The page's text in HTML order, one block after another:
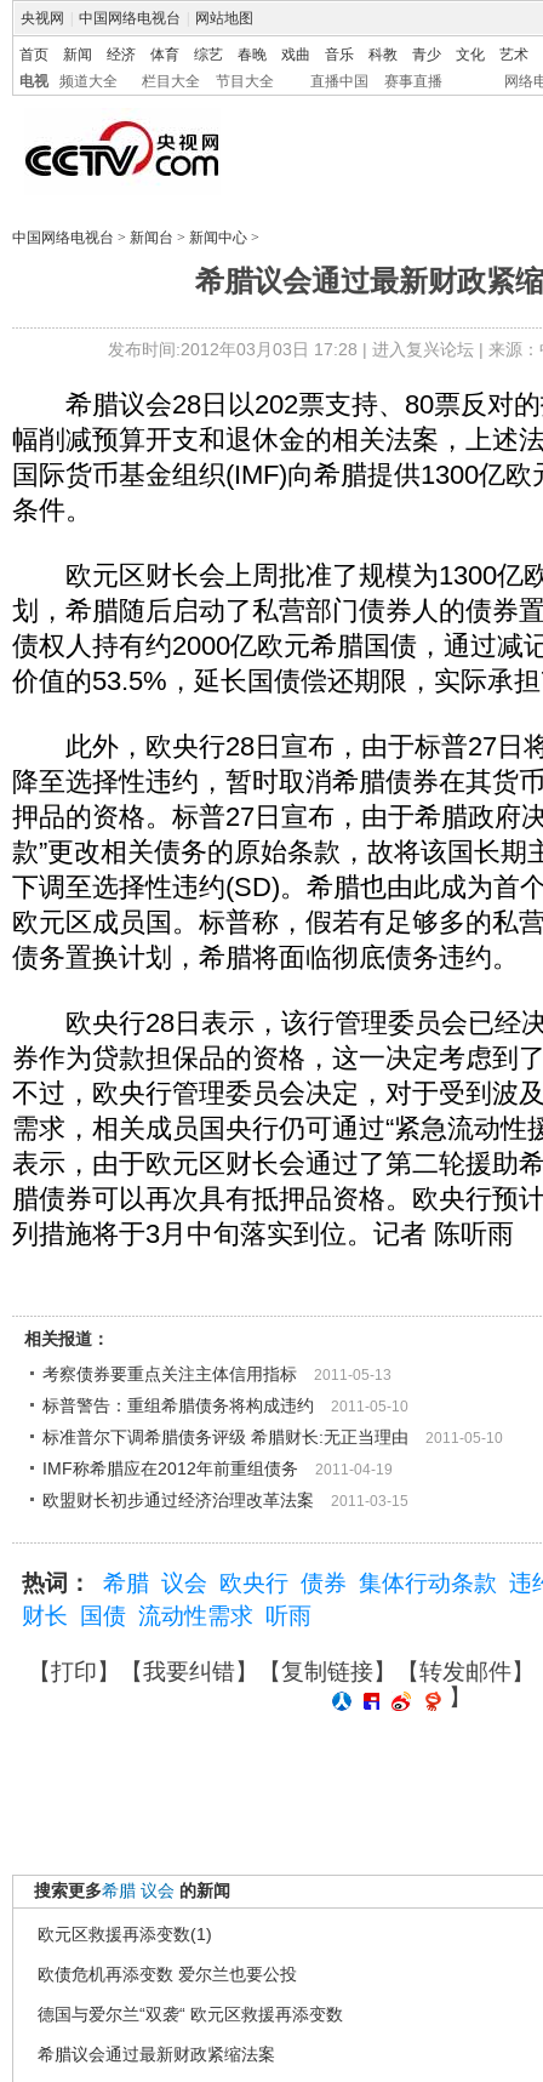
央视网 中国网络电视台 网站地图
首页 新闻 经济 体育 综艺 春晚 戏曲 音乐 科教 青少 文化
艺术
电视
频道大全 栏目大全 节目大全 直播中国 赛事直播 网络
中国网络电视台 > 新闻台 > 新闻中心 >
希腊议会通过最新财政紧
发布时间:2012年03月03日 17:28 | 进入复兴论坛| 来源
希腊议会28日以202票支持、80票反对的
幅削减预算开支和退休金的相关法案，上述
国际货币基金组织(IMF)向希腊提供1300亿
条件。
欧元区财长会上周批准了规模为1300亿
划，希腊随后启动了私营部门债券人的债券
债权人持有约2000亿欧元希腊国债，通过减
价值的53.5%，延长国债偿还期限，实际承
此外，欧央行28日宣布，由于标普27日
降至选择性违约，暂时取消希腊债券在其货
押品的资格。标普27日宣布，由于希腊政府
款”更改相关债务的原始条款，故将该国长期
下调至选择性违约(SD)。希腊也由此成为首
欧元区成员国。标普称，假若有足够多的私
债务置换计划，希腊将面临彻底债务违约。
欧央行28日表示，该行管理委员会已经
券作为贷款担保品的资格，这一决定考虑到
不过，欧央行管理委员会决定，对于受到波
需求，相关成员国央行仍可通过“紧急流动性
表示，由于欧元区财长会通过了第二轮援助
腊债券可以再次具有抵押品资格。欧央行预
列措施将于3月中旬落实到位。记者 陈听雨
相关报道：
考察债券要重点关注主体信用指标
2011-05-13
标普警告：重组希腊债务将构成违约 2011-05-10
标准普尔下调希腊债务评级 希腊财长:无正当理由 2011-05-10
IMF称希腊应在2012年前重组债务 2011-04-19
欧盟财长初步通过经济治理改革法案 2011-03-15
热词： 希腊 议会 欧央行 债券 集体行动条款 违
财长
国债 流动性需求 听雨
【打印】【我要纠错】【复制链接】【转发邮件】
】
搜索更多希腊 议会 的新闻
欧元区救援再添变数(1)
欧债危机再添变数 爱尔兰也要公投
德国与爱尔兰“双袭“ 欧元区救援再添变数
希腊议会通过最新财政紧缩法案